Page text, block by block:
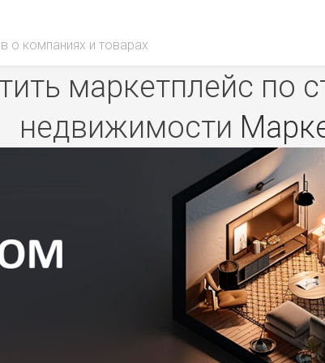
о компаниях и товарах
маркетплейс по
недвижимости